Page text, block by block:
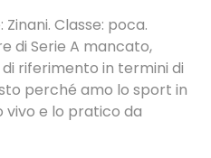
Classe: poca.
di Serie A mancato,
riferimento in termini di
perché amo lo sport in
e lo pratico da